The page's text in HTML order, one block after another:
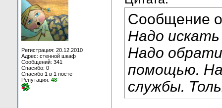
Регистрация: 20.12.2010
Адрес: стенной шкаф
Сообщений: 341
Спасибо: 0
Спасибо 1 в 1 посте
Репутация: 48
Сообщение
Надо
Надо
помощью.
службы.